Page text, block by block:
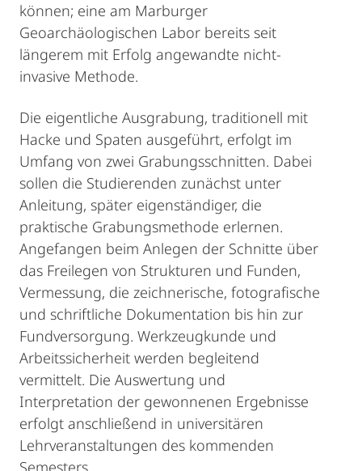
können; eine am Marburger
Geoarchäologischen Labor bereits seit
längerem mit Erfolg angewandte nicht-
invasive Methode.
Die eigentliche Ausgrabung, traditionell mit
Hacke und Spaten ausgeführt, erfolgt im
Umfang von zwei Grabungsschnitten. Dabei
sollen die Studierenden zunächst unter
Anleitung, später eigenständiger, die
praktische Grabungsmethode erlernen.
Angefangen beim Anlegen der Schnitte über
das Freilegen von Strukturen und Funden,
Vermessung, die zeichnerische, fotografische
und schriftliche Dokumentation bis hin zur
Fundversorgung. Werkzeugkunde und
Arbeitssicherheit werden begleitend
vermittelt. Die Auswertung und
Interpretation der gewonnenen Ergebnisse
erfolgt anschließend in universitären
Lehrveranstaltungen des kommenden